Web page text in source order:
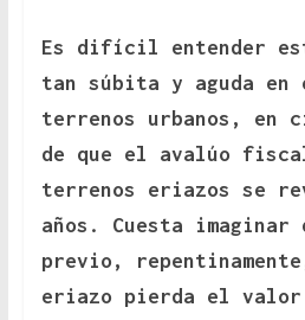
Es difícil entender
tan súbita y aguda en
terrenos urbanos, en
de que el avalúo
terrenos eriazos se
años. Cuesta
previo,
eriazo pierda el